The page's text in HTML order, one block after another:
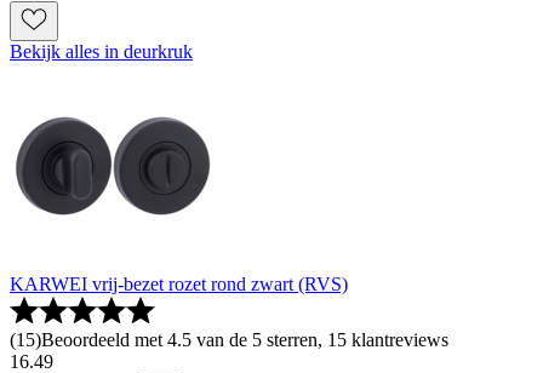
Bekijk alles in deurkruk
KARWEI vrij-bezet rozet rond zwart (RVS)
(15)Beoordeeld met 4.5 van de 5 sterren, 15 klantreviews
16.49